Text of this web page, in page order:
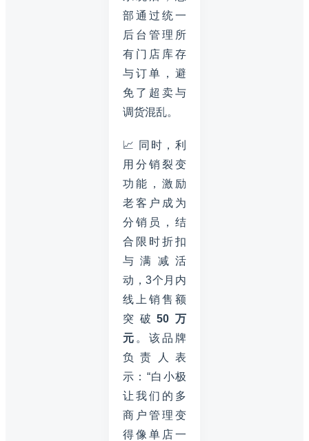
部通过统一
后台管理所
有门店库存
与订单，避
免了超卖与
调货混乱。
📈 同时，利
用分销裂变
功能，激励
老客户成为
分销员，结
合限时折扣
与满减活
动，3个月内
线上销售额
突破50万
元 。该品牌
负责人表
示：“白小极
让我们的多
商户管理变
得像单店一